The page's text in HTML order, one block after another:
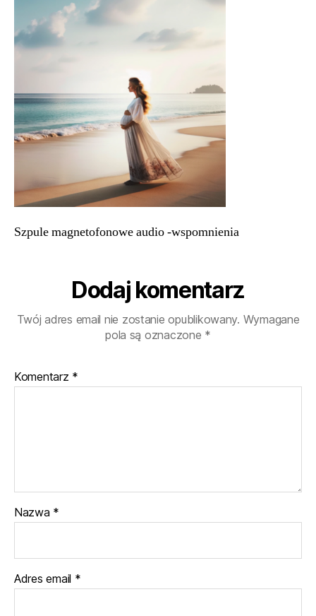
audio
Szpule magnetofonowe audio -wspomnienia
Dodaj komentarz
Twój adres email nie zostanie opublikowany. Wymagane
pola są oznaczone *
Komentarz *
Nazwa *
Adres email *